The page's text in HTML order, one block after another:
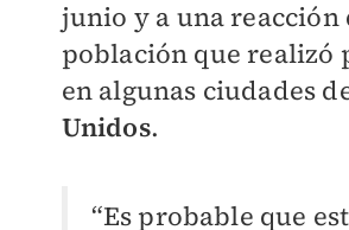
junio y a una reacción
población que realizó
en algunas ciudades
Unidos.
“Es probable que